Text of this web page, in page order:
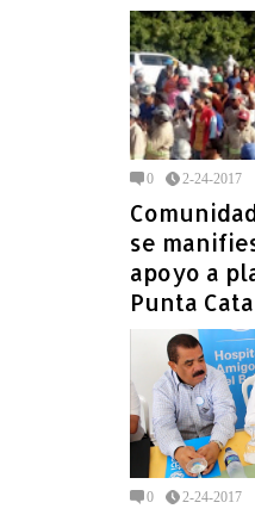
0 2-24-2017
se
apoyo a
Punta
0 2-24-2017